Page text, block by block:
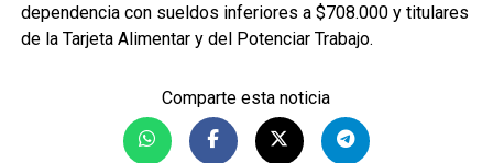
dependencia con sueldos inferiores a $708.000 y titulares
de la Tarjeta Alimentar y del Potenciar Trabajo.
Comparte esta noticia